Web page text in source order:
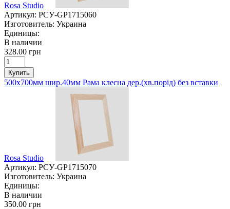
Rosa Studio
Артикул: РСУ-GP1715060
Изготовитель: Украина
Единицы:
В наличии
328.00 грн
Купить
500х700мм шир.40мм Рама клеєна дер.(хв.порід) без вставки
Rosa Studio
Артикул: РСУ-GP1715070
Изготовитель: Украина
Единицы:
В наличии
350.00 грн